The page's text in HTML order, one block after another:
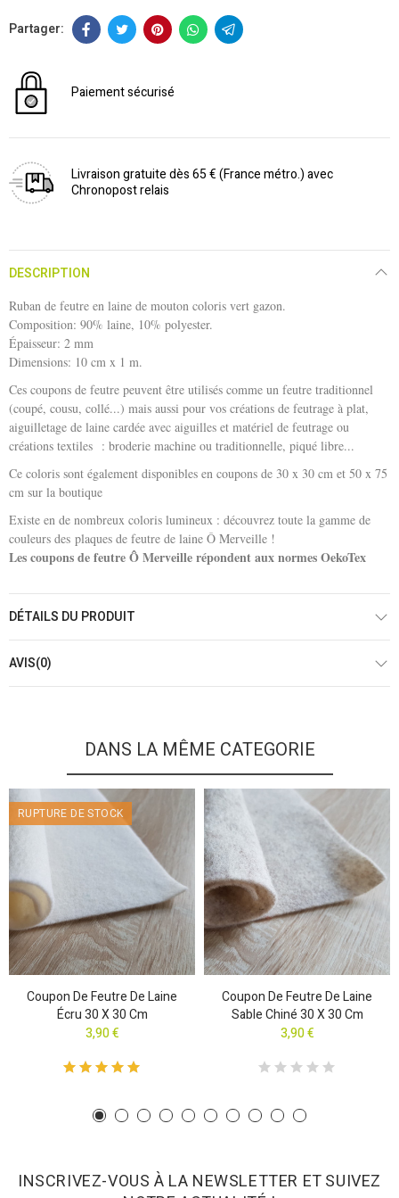
Paiement sécurisé
Livraison gratuite dès 65 € (France métro.) avec
Chronopost relais
DESCRIPTION
Ruban de feutre en laine de mouton coloris vert gazon.
Composition: 90% laine, 10% polyester.
Épaisseur: 2 mm
Dimensions: 10 cm x 1 m.
Ces coupons de feutre peuvent être utilisés comme un feutre traditionnel
(coupé, cousu, collé...) mais aussi pour vos créations de feutrage à plat,
aiguilletage de laine cardée avec aiguilles et matériel de feutrage ou
créations textiles : broderie machine ou traditionnelle, piqué libre...
Ce coloris sont également disponibles en coupons de 30 x 30 cm et 50 x 75
cm sur la boutique
Existe en de nombreux coloris lumineux : découvrez toute la gamme de
couleurs des plaques de feutre de laine Ô Merveille !
Les coupons de feutre Ô Merveille répondent aux normes OekoTex
DÉTAILS DU PRODUIT
AVIS(0)
DANS LA MÊME CATEGORIE
RUPTURE DE STOCK
Coupon De Feutre De Laine
Écru 30 X 30 Cm
3,90 €
Coupon De Feutre De Laine
Sable Chiné 30 X 30 Cm
3,90 €
INSCRIVEZ-VOUS À LA NEWSLETTER ET SUIVEZ